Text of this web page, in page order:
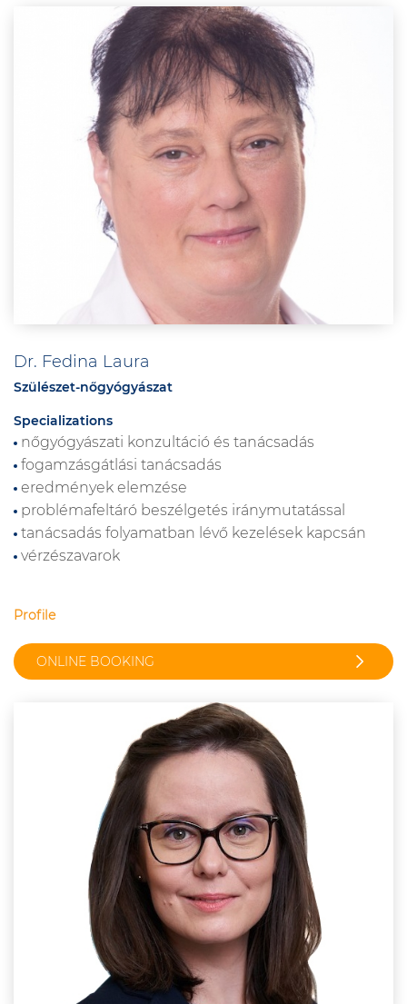
Dr. Fedina Laura
Szülészet-nőgyógyászat
Specializations
nőgyógyászati konzultáció és tanácsadás
fogamzásgátlási tanácsadás
eredmények elemzése
problémafeltáró beszélgetés iránymutatással
tanácsadás folyamatban lévő kezelések kapcsán
vérzészavarok
Profile
ONLINE BOOKING